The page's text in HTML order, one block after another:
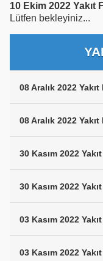
10 Ekim 2022 Yakıt
Lütfen bekleyiniz...
08 Aralık 2022
08 Aralık 2022
30 Kasım 2022
30 Kasım 2022
03 Kasım 2022
03 Kasım 2022